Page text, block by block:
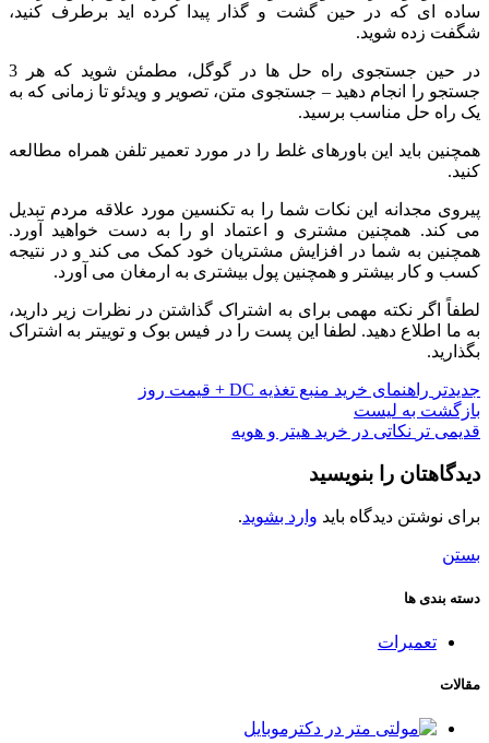
ساده ای که در حین گشت و گذار پیدا کرده اید برطرف کنید،
شگفت زده شوید.
در حین جستجوی راه حل ها در گوگل، مطمئن شوید که هر 3
جستجو را انجام دهید – جستجوی متن، تصویر و ویدئو تا زمانی که به
یک راه حل مناسب برسید.
همچنین باید این باورهای غلط را در مورد تعمیر تلفن همراه مطالعه
کنید.
پیروی مجدانه این نکات شما را به تکنسین مورد علاقه مردم تبدیل
می کند. همچنین مشتری و اعتماد او را به دست خواهید آورد.
همچنین به شما در افزایش مشتریان خود کمک می کند و در نتیجه
کسب و کار بیشتر و همچنین پول بیشتری به ارمغان می آورد.
لطفاً اگر نکته مهمی برای به اشتراک گذاشتن در نظرات زیر دارید،
به ما اطلاع دهید. لطفا این پست را در فیس بوک و توییتر به اشتراک
بگذارید.
جدیدتر راهنمای خرید منبع تغذیه DC + قیمت روز
بازگشت به لیست
قدیمی تر نکاتی در خرید هیتر و هویه
دیدگاهتان را بنویسید
برای نوشتن دیدگاه باید وارد بشوید.
بستن
دسته بندی ها
تعمیرات
مقالات